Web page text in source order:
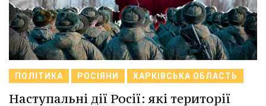
ПОЛІТИКА РОСІЯНИ ХАРКІВСЬКА ОБЛАСТЬ
Наступальні дії Росії: які території